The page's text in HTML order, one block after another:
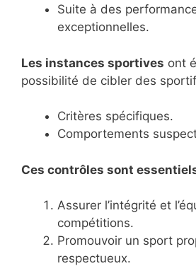
Suite à des
exceptionnelles.
Les instances sportives ont
possibilité de cibler des
Critères spécifiques.
Comportements
Ces contrôles sont
Assurer l’intégrité et
compétitions.
Promouvoir un sport
respectueux.